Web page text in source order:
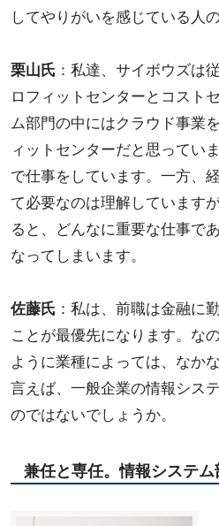
してやりがいを感じている人
栗山氏 ：私達、サイボウズは
ロフィットセンターとコスト
ム部門の中にはクラウド事業
ィットセンターだと思ってい
で仕事をしています。一方、
て必要なのは理解しています
ると、どんなに重要な仕事で
なってしまいます。
佐藤氏 ：私は、前職は金融に
ことが最優先になります。な
ように業種によっては、なか
言えば、一般企業の情報シス
のではないでしょうか。
兼任と専任。情報システ